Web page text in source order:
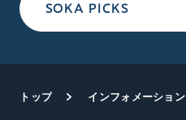
SOKA PICKS
トップ インフォメーション